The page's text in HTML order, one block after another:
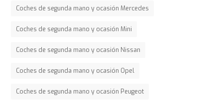
Coches de segunda mano y ocasión Mercedes
Coches de segunda mano y ocasión Mini
Coches de segunda mano y ocasión Nissan
Coches de segunda mano y ocasión Opel
Coches de segunda mano y ocasión Peugeot